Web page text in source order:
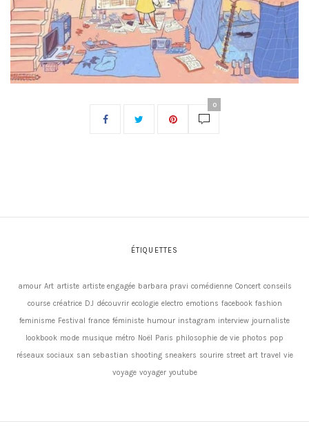
0
ÉTIQUETTES
amour Art artiste artiste engagée barbara pravi comédienne Concert conseils
course créatrice DJ découvrir ecologie electro emotions facebook fashion
feminisme Festival france féministe humour instagram interview journaliste
lookbook mode musique métro Noël Paris philosophie de vie photos pop
réseaux sociaux san sebastian shooting sneakers sourire street art travel vie
voyage voyager youtube